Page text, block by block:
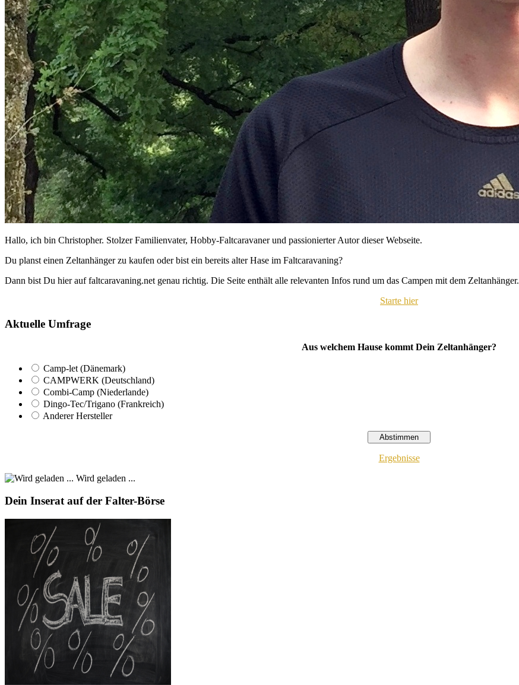
Hallo, ich bin Christopher. Stolzer Familienvater, Hobby-Faltcaravaner und passionierter Autor dieser Webseite.
Du planst einen Zeltanhänger zu kaufen oder bist ein bereits alter Hase im Faltcaravaning?
Dann bist Du hier auf faltcaravaning.net genau richtig. Die Seite enthält alle relevanten Infos rund um das Campen mit dem Zeltanhänger.
Starte hier
Aktuelle Umfrage
Aus welchem Hause kommt Dein Zeltanhänger?
Camp-let (Dänemark)
CAMPWERK (Deutschland)
Combi-Camp (Niederlande)
Dingo-Tec/Trigano (Frankreich)
Anderer Hersteller
Ergebnisse
Wird geladen ...
Dein Inserat auf der Falter-Börse